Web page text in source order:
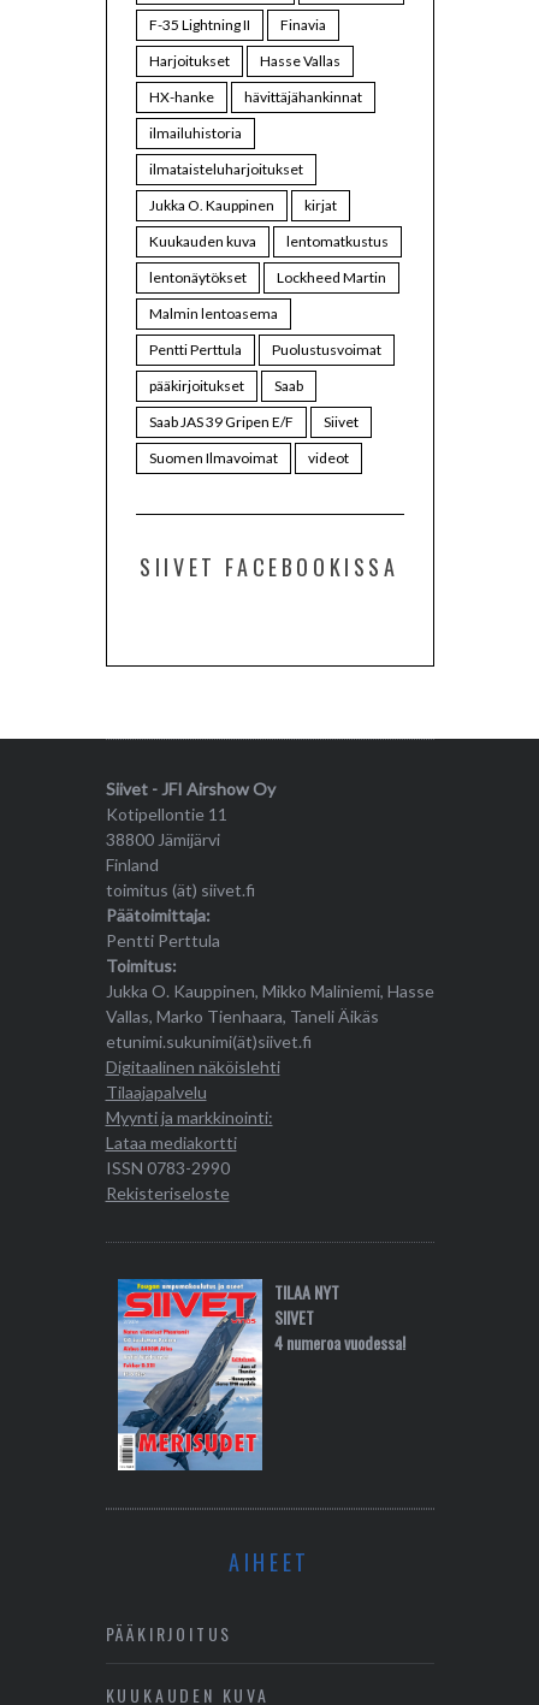
F-35 Lightning II
Finavia
Harjoitukset
Hasse Vallas
HX-hanke
hävittäjähankinnat
ilmailuhistoria
ilmataisteluharjoitukset
Jukka O. Kauppinen
kirjat
Kuukauden kuva
lentomatkustus
lentonäytökset
Lockheed Martin
Malmin lentoasema
Pentti Perttula
Puolustusvoimat
pääkirjoitukset
Saab
Saab JAS 39 Gripen E/F
Siivet
Suomen Ilmavoimat
videot
SIIVET FACEBOOKISSA
Siivet - JFI Airshow Oy
Kotipellontie 11
38800 Jämijärvi
Finland
toimitus (ät) siivet.fi
Päätoimittaja:
Pentti Perttula
Toimitus:
Jukka O. Kauppinen, Mikko Maliniemi, Hasse
Vallas, Marko Tienhaara, Taneli Äikäs
etunimi.sukunimi(ät)siivet.fi
Digitaalinen näköislehti
Tilaajapalvelu
Myynti ja markkinointi:
Lataa mediakortti
ISSN 0783-2990
Rekisteriseloste
TILAA NYT
SIIVET
4 numeroa vuodessa!
AIHEET
PÄÄKIRJOITUS
KUUKAUDEN KUVA